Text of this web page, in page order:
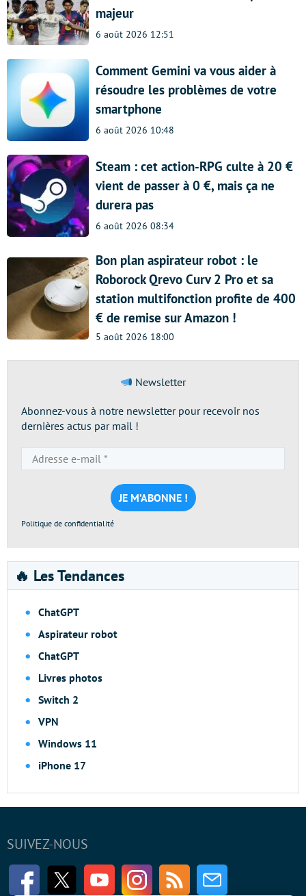
majeur
6 août 2026 12:51
Comment Gemini va vous aider à
résoudre les problèmes de votre
smartphone
6 août 2026 10:48
Steam : cet action-RPG culte à 20 €
vient de passer à 0 €, mais ça ne
durera pas
6 août 2026 08:34
Bon plan aspirateur robot : le
Roborock Qrevo Curv 2 Pro et sa
station multifonction profite de 400
€ de remise sur Amazon !
5 août 2026 18:00
Newsletter
Abonnez-vous à notre newsletter pour recevoir nos
dernières actus par mail !
e-
mail
*
Politique de confidentialité
🔥 Les Tendances
ChatGPT
Aspirateur robot
ChatGPT
Livres photos
Switch 2
VPN
Windows 11
iPhone 17
SUIVEZ-NOUS
FacebookTwitter Youtube InstagramRSS Newsletter